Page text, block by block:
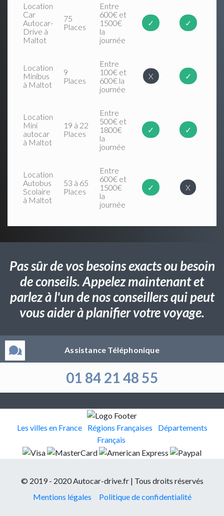
Location
Car
Autocar-
Drive à
Maltot
75
Places
Entre
600€ et
1500€
la
journée
✓ ✓
Location
Minibus
à Maltot
9
Places
Entre
100€ et
600€ la
journée
X ✓
Location
Mini
autocar
à Maltot
19 à 22
Places
Entre
500€ et
1800€
la
journée
✓ ✓
Location
Autobus
Scolaire
à Maltot
53 à 65
Places
Entre
600€ et
1500€
la
journée
✓ X
Pas sûr de vos besoins exacts ou besoin
de conseils. Appelez maintenant et
parlez à l'un de nos conseillers qui peut
vous aider à planifier votre voyage.
Assistance Téléphonique
01 84 21 48 55
Les villes en France Régions Françaises
Départements
Français
© 2019 - 2020 Autocar-drive.fr | Tous droits réservés
Mentions légales
Politique de confidentialité